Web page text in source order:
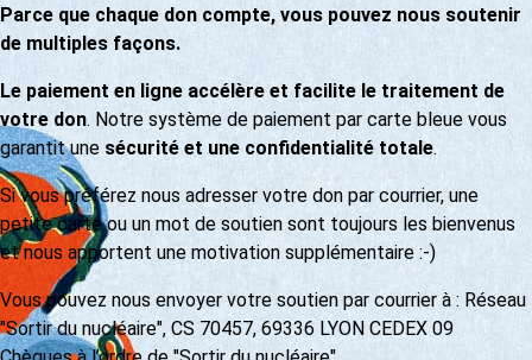
Parce que chaque don compte, vous pouvez nous soutenir
de multiples façons.
Le paiement en ligne accélère et facilite le traitement de
votre don. Notre système de paiement par carte bleue vous
garantit une sécurité et une confidentialité totale.
Si vous préférez nous adresser votre don par courrier, une
petite carte ou un mot de soutien sont toujours les bienvenus
et nous apportent une motivation supplémentaire :-)
Vous pouvez nous envoyer votre soutien par courrier à : Réseau
"Sortir du nucléaire", CS 70457, 69336 LYON CEDEX 09